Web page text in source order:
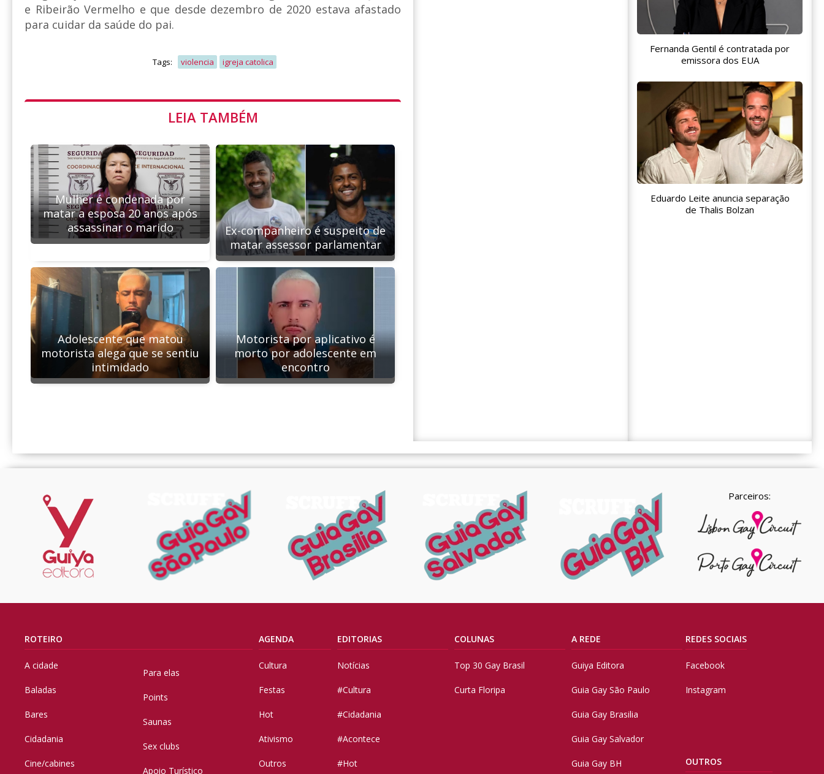
e Ribeirão Vermelho e que desde dezembro de 2020 estava afastado
para cuidar da saúde do pai.
Tags: violencia igreja catolica
LEIA TAMBÉM
Mulher é condenada por
matar a esposa 20 anos após
assassinar o marido
Ex-companheiro é suspeito de
matar assessor parlamentar
Adolescente que matou
motorista alega que se sentiu
intimidado
Motorista por aplicativo é
morto por adolescente em
encontro
Fernanda Gentil é contratada por
emissora dos EUA
Eduardo Leite anuncia separação
de Thalis Bolzan
Parceiros:
ROTEIRO
A cidade
Baladas
Bares
Cidadania
Cine/cabines
Para elas
Points
Saunas
Sex clubs
Apoio Turístico
AGENDA
Cultura
Festas
Hot
Ativismo
Outros
EDITORIAS
Notícias
#Cultura
#Cidadania
#Acontece
#Hot
COLUNAS
Top 30 Gay Brasil
Curta Floripa
A REDE
Guiya Editora
Guia Gay São Paulo
Guia Gay Brasilia
Guia Gay Salvador
Guia Gay BH
REDES SOCIAIS
Facebook
Instagram
OUTROS